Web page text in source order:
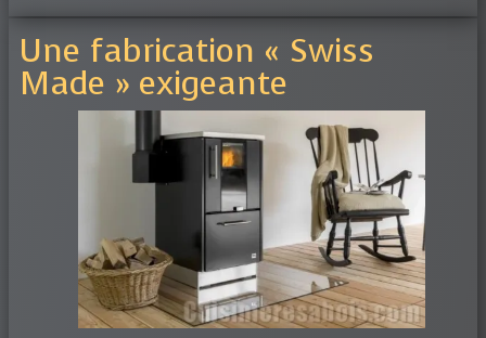
Une fabrication « Swiss
Made » exigeante